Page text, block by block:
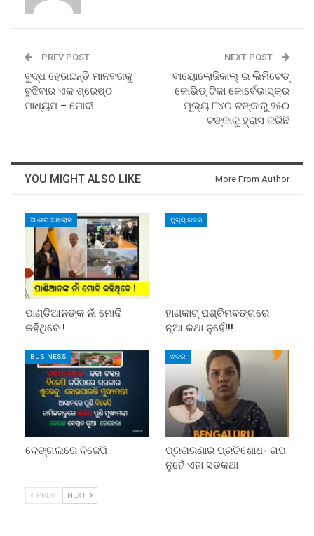
PREV POST
ବୁଦ୍ଧ ହେଉଛନ୍ତି ମାନବତାକୁ
ବୁଝିବାର ଏକ ଶ୍ରେଷ୍ଠ
ମାଧ୍ୟମ – ମୋଦୀ
NEXT POST
ବାୟୋଲୋଜିକାଲ୍‍ ଇ ଲିମିଟେଡ୍‍
କୋଭିଡ୍‍ ଟିକା କୋର୍ବେଭାସ୍କ୍‍ର
ମୂଲ୍ୟ ୮୪୦ ଟଙ୍କାରୁ ୨୫୦
ଟଙ୍କାକୁ ହ୍ରାସ କରିଛି
YOU MIGHT ALSO LIKE More From Author
ଆଶାର ଆଲୋକ
ପାଣ୍ଡିଆନଙ୍କ ନାଁ ମୋଦି
କହିଥିବେ !
ମୁଖ୍ୟ ଖବର
ହାଣକାଟ୍‌ ପଶ୍ଚିମବଙ୍ଗରେ
ନୂଆ କଥା ନୁହେଁ!!!
BUSINESS
ବେଙ୍ଗଲରେ ବିଜେପି
ଖବର
ପ୍ରତାରଣାର ପ୍ରତିଶୋଧ- ଗପ
ନୁହେଁ ଏହା ସତକଥା
PREV NEXT